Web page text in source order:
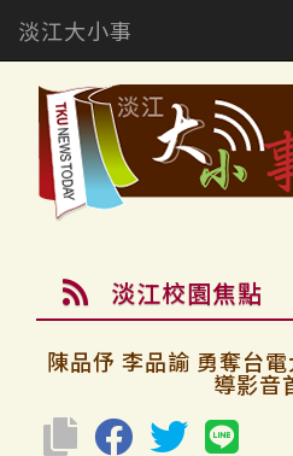
淡江大小事
淡江校園焦點
陳品伃 李品諭 勇奪台
導影音